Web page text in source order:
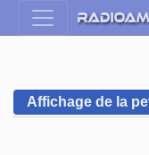
Affichage de la